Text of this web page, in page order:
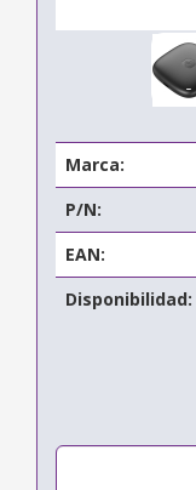
Marca:
P/N:
EAN:
Disponibilidad: